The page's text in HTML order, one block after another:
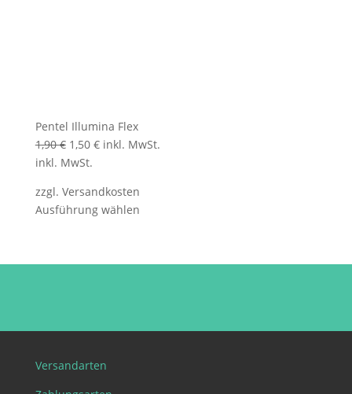
Pentel Illumina Flex
1,90€ Ursprünglicher
Preis
1,90 €
1,50 €Aktueller
1,50 €.
inkl. MwSt.
inkl. MwSt.
zzgl. Versandkosten
Ausführung wählen
Versandarten